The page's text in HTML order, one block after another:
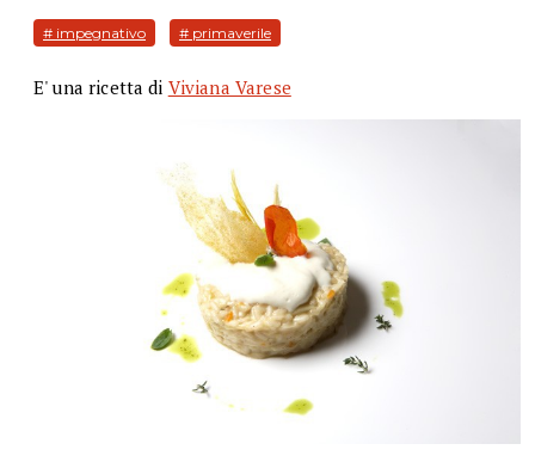
# impegnativo # primaverile
E' una ricetta di Viviana Varese